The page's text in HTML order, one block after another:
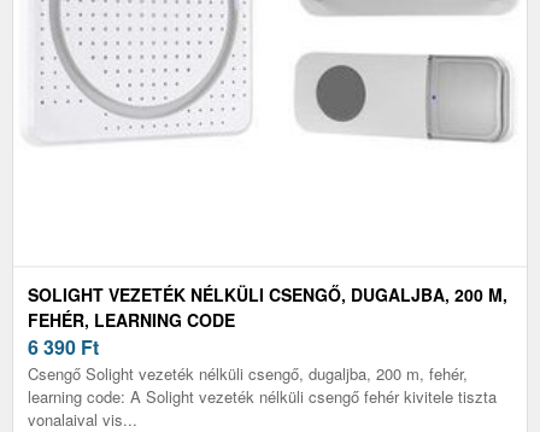
SOLIGHT VEZETÉK NÉLKÜLI CSENGŐ, DUGALJBA, 200 M,
FEHÉR, LEARNING CODE
6 390 Ft
Csengő Solight vezeték nélküli csengő, dugaljba, 200 m, fehér,
learning code: A Solight vezeték nélküli csengő fehér kivitele tiszta
vonalaival vis...